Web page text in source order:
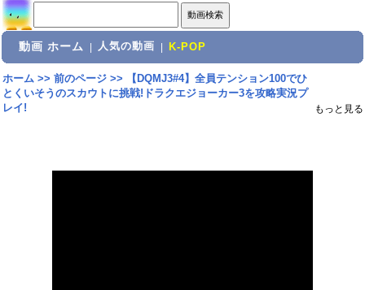
動画 ホーム 人気の動画 K-POP
ホーム>> 前のページ>>
【DQMJ3#4】全員テンション100でひ
とくいそうのスカウトに挑戦!ドラクエジョーカー3を攻略実況プ
レイ!
もっと見る